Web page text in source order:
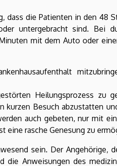
dass die Patienten in den 48
untergebracht sind. Bei
mit dem Auto oder
Heilungsprozess zu
kurzen Besuch abzustatten
auch gebeten, nur mit
eine rasche Genesung zu
sein. Der Angehörige,
Anweisungen des